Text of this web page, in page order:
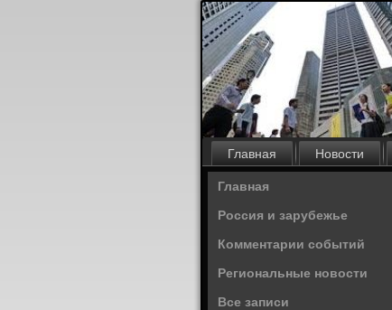
Главная Новости
Главная
Россия и зарубежье
Комментарии событий
Региональные новости
Все записи